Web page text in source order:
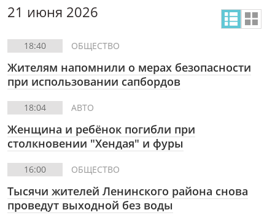
21 июня 2026
18:40 ОБЩЕСТВО
Жителям напомнили о мерах безопасности
при использовании сапбордов
18:04 АВТО
Женщина и ребёнок погибли при
столкновении "Хендая" и фуры
16:00 ОБЩЕСТВО
Тысячи жителей Ленинского района снова
проведут выходной без воды